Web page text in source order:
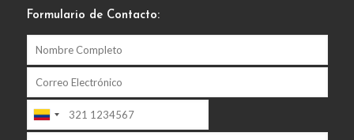
Formulario de Contacto: